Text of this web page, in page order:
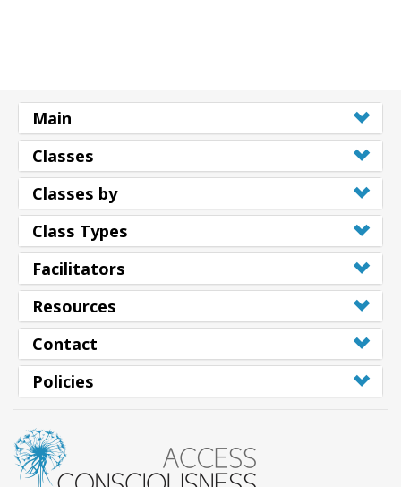
Main
Classes
Classes by
Class Types
Facilitators
Resources
Contact
Policies